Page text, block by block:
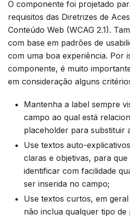
O componente foi projetado
requisitos das Diretrizes de
Conteúdo Web (WCAG 2.1).
com base em padrões de
com uma boa experiência. Por
componente, é muito
em consideração alguns
Mantenha a label sempre
campo ao qual está
placeholder para substituir
Use textos auto-
claras e objetivas, para que
identificar com facilidade
ser inserida no campo;
Use textos curtos, em
não inclua qualquer tipo de